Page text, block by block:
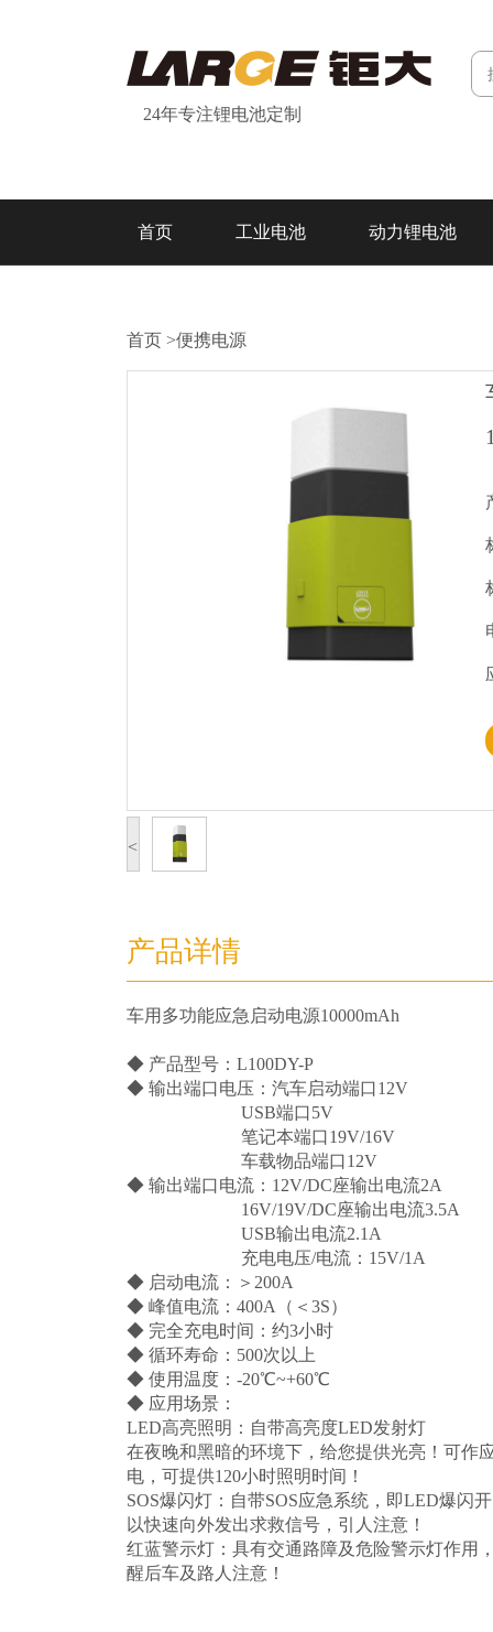
24年专注锂电池定制
首页 工业电池 动力锂电池
首页 >便携电源
<
产品详情
车用多功能应急启动电源10000mAh
◆ 产品型号：L100DY-P
◆ 输出端口电压：汽车启动端口12V
USB端口5V
笔记本端口19V/16V
车载物品端口12V
◆ 输出端口电流：12V/DC座输出电流2A
16V/19V/DC座输出电流3.5A
USB输出电流2.1A
充电电压/电流：15V/1A
◆ 启动电流：＞200A
◆ 峰值电流：400A（＜3S）
◆ 完全充电时间：约3小时
◆ 循环寿命：500次以上
◆ 使用温度：-20℃~+60℃
◆ 应用场景：
LED高亮照明：自带高亮度LED发射灯
在夜晚和黑暗的环境下，给您提供光亮！可作
电，可提供120小时照明时间！
SOS爆闪灯：自带SOS应急系统，即LED爆闪
以快速向外发出求救信号，引人注意！
红蓝警示灯：具有交通路障及危险警示灯作用
醒后车及路人注意！